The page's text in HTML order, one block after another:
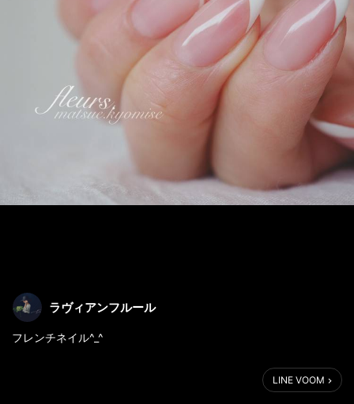
ラヴィアンフルール
フレンチネイル^_^
LINE VOOM